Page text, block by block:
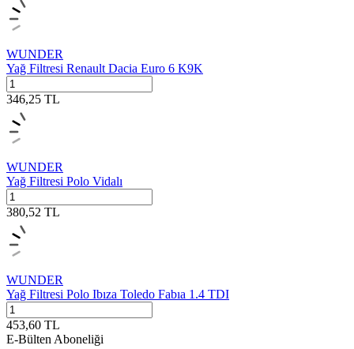
WUNDER
Yağ Filtresi Renault Dacia Euro 6 K9K
346,25 TL
WUNDER
Yağ Filtresi Polo Vidalı
380,52 TL
WUNDER
Yağ Filtresi Polo Ibıza Toledo Fabıa 1.4 TDI
453,60 TL
E-Bülten Aboneliği